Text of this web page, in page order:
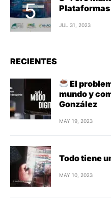
JUL 31, 2023
RECIENTES
El
mundo y
González
MAY 19, 2023
Todo tiene
MAY 10, 2023